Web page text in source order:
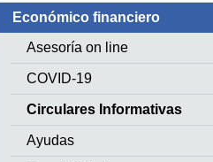
Económico financiero
Asesoría on line
COVID-19
Circulares Informativas
Ayudas